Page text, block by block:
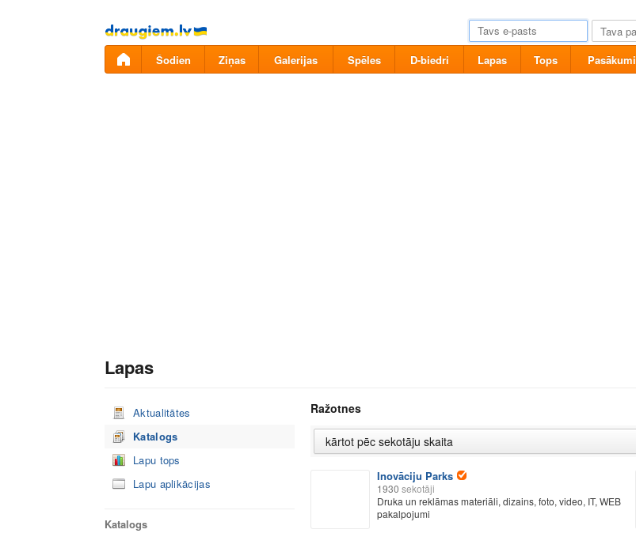
Pāriet
uz
saturu
Šodien Ziņas Galerijas Spēles D-biedri Lapas Tops Pasākumi
Lapas
Aktualitātes
Katalogs
Lapu tops
Lapu aplikācijas
Katalogs
Ražotnes
Inovāciju Parks
1930 sekotāji
Druka un reklāmas materiāli, dizains, foto, video, IT, WEB
pakalpojumi